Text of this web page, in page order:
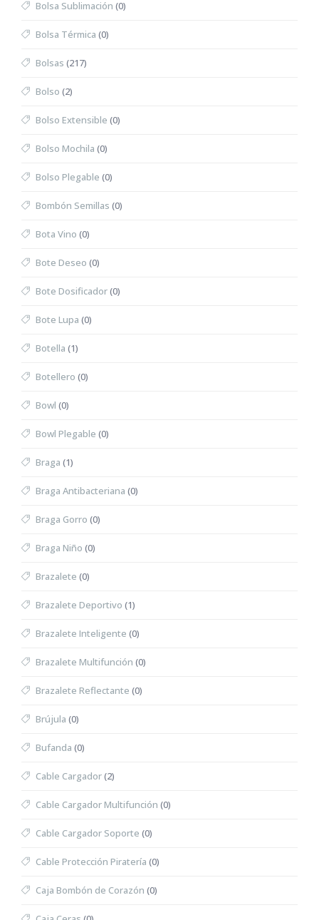
Bolsa Sublimación (0)
Bolsa Térmica (0)
Bolsas (217)
Bolso (2)
Bolso Extensible (0)
Bolso Mochila (0)
Bolso Plegable (0)
Bombón Semillas (0)
Bota Vino (0)
Bote Deseo (0)
Bote Dosificador(0)
Bote Lupa (0)
Botella (1)
Botellero (0)
Bowl (0)
Bowl Plegable (0)
Braga (1)
Braga Antibacteriana (0)
Braga Gorro (0)
Braga Niño (0)
Brazalete (0)
Brazalete Deportivo (1)
Brazalete Inteligente (0)
Brazalete Multifunción (0)
Brazalete Reflectante (0)
Brújula (0)
Bufanda (0)
Cable Cargador(2)
Cable Cargador Multifunción (0)
Cable Cargador Soporte (0)
Cable Protección Piratería (0)
Caja Bombón de Corazón (0)